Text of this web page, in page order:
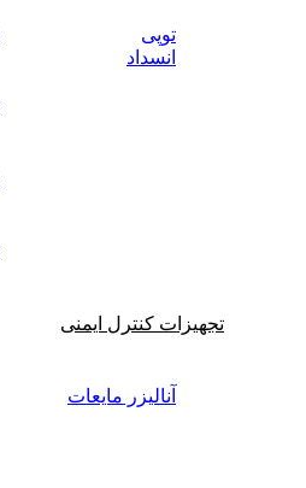
توپی
انسداد
تجهیزات کنترل ایمنی
آنالیزر مایعات